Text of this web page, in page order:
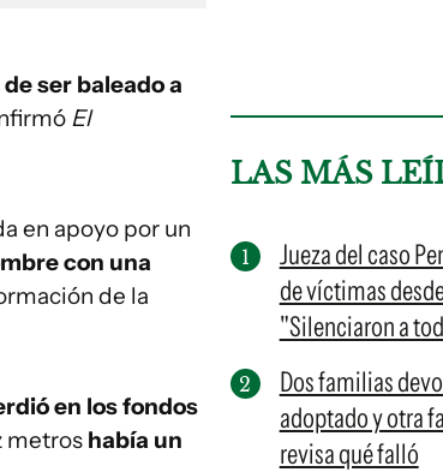
ser baleado a
El
en apoyo por un
con una
de la
en los fondos
metros había un
LAS MÁS
Jueza del caso
de víctimas
"Silenciaron a
Dos familias
adoptado y otra
revisa qué falló